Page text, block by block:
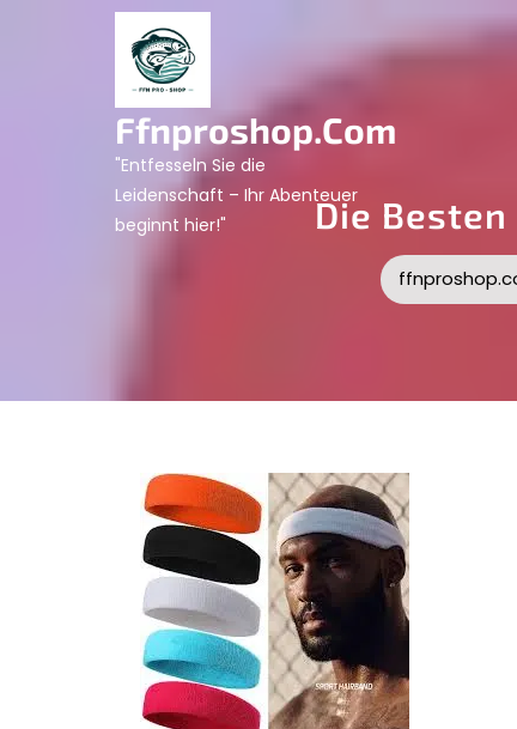
Ffnproshop.com
"Entfesseln Sie die
Leidenschaft – Ihr Abenteuer
beginnt hier!"
Die